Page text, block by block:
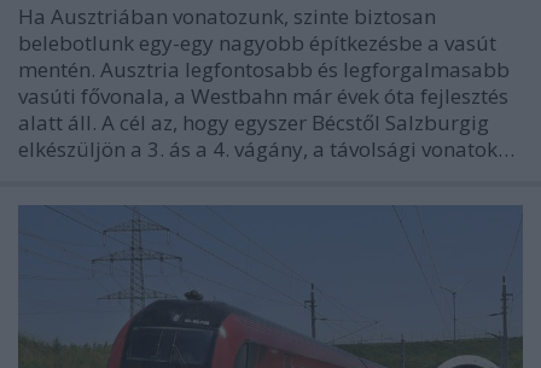
Ha Ausztriában vonatozunk, szinte biztosan
belebotlunk egy-egy nagyobb építkezésbe a vasút
mentén. Ausztria legfontosabb és legforgalmasabb
vasúti fővonala, a Westbahn már évek óta fejlesztés
alatt áll. A cél az, hogy egyszer Bécstől Salzburgig
elkészüljön a 3. ás a 4. vágány, a távolsági vonatok…